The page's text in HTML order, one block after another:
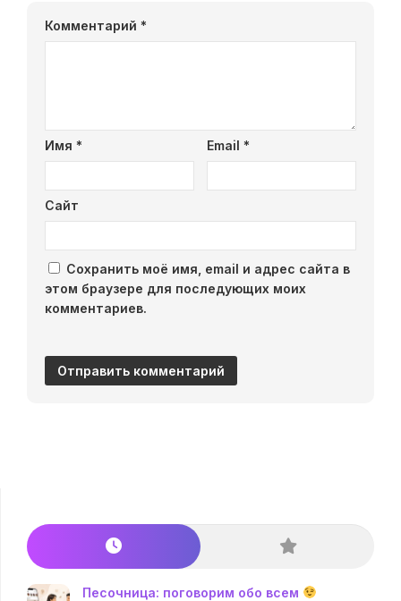
Комментарий *
Имя * Email *
Сайт
Сохранить моё имя, email и адрес сайта в
этом браузере для последующих моих
комментариев.
Песочница: поговорим обо всем